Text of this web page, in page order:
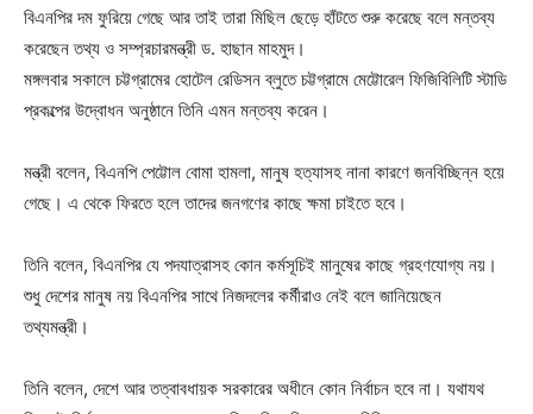
বিএনপির দম ফুরিয়ে গেছে আর তাই তারা মিছিল ছেড়ে হাঁটতে শুরু করেছে বলে মন্তব্য
করেছেন তথ্য ও সম্প্রচারমন্ত্রী ড. হাছান মাহমুদ।
মঙ্গলবার সকালে চট্টগ্রামের হোটেল রেডিসন ব্লুতে চট্টগ্রামে মেট্টোরেল ফিজিবিলিটি স্টাডি
প্রকল্পের উদ্বোধন অনুষ্ঠানে তিনি এমন মন্তব্য করেন।
মন্ত্রী বলেন, বিএনপি পেট্টোল বোমা হামলা, মানুষ হত্যাসহ নানা কারণে জনবিচ্ছিন্ন হয়ে
গেছে। এ থেকে ফিরতে হলে তাদের জনগণের কাছে ক্ষমা চাইতে হবে।
তিনি বলেন, বিএনপির যে পদযাত্রাসহ কোন কর্মসূচিই মানুষের কাছে গ্রহণযোগ্য নয়।
শুধু দেশের মানুষ নয় বিএনপির সাথে নিজদলের কর্মীরাও নেই বলে জানিয়েছেন
তথ্যমন্ত্রী।
তিনি বলেন, দেশে আর তত্বাবধায়ক সরকারের অধীনে কোন নির্বাচন হবে না। যথাযথ